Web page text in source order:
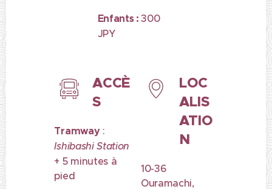
Enfants :300
JPY
ACCÈ
S
Tramway :
Ishibashi Station
+ 5 minutes à
pied
LOC
ALIS
ATIO
N
10-36
Ouramachi,